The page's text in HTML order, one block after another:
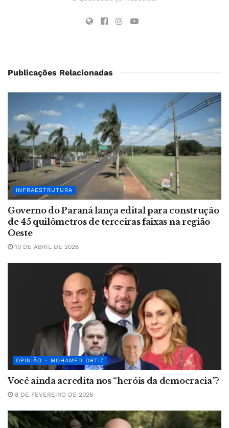
Publicações Relacionadas
INFRAESTRUTURA
Governo do Paraná lança edital para construção
de 45 quilômetros de terceiras faixas na região
Oeste
10 DE ABRIL DE 2026
OPINIÃO - MOHAMED ORTIZ
Você ainda acredita nos “heróis da democracia”?
8 DE FEVEREIRO DE 2026